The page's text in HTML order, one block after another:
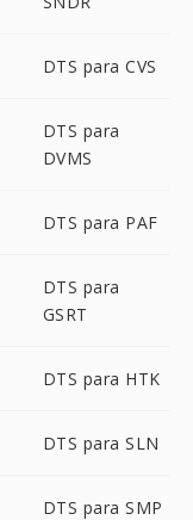
DTS para CVS
DTS para
DVMS
DTS para PAF
DTS para
GSRT
DTS para HTK
DTS para SLN
DTS para SMP